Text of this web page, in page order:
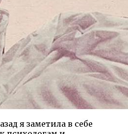
я заметила в себе